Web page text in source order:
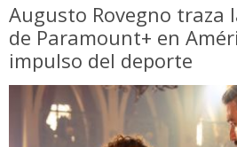
Augusto Rovegno traza
de Paramount+ en
impulso del deporte